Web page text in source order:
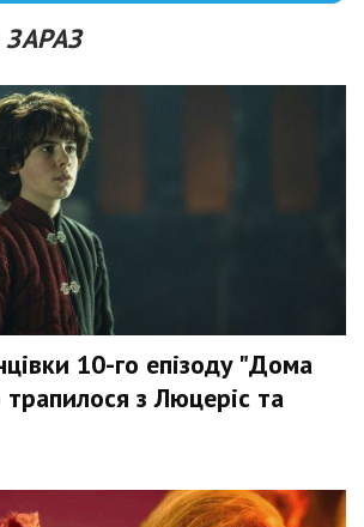
10-го епізоду "Дома
з Люцеріс та